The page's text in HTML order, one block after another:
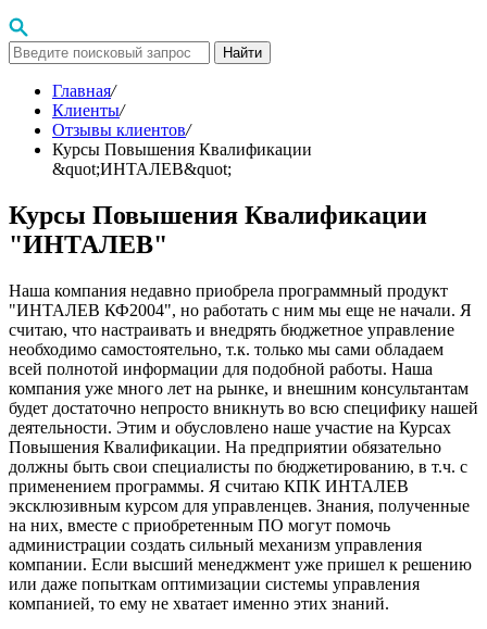
Найти
Главная/
Клиенты/
Отзывы клиентов/
Курсы Повышения Квалификации
&quot;ИНТАЛЕВ&quot;
Курсы Повышения Квалификации
"ИНТАЛЕВ"
Наша компания недавно приобрела программный продукт
"ИНТАЛЕВ КФ2004", но работать с ним мы еще не начали. Я
считаю, что настраивать и внедрять бюджетное управление
необходимо самостоятельно, т.к. только мы сами обладаем
всей полнотой информации для подобной работы. Наша
компания уже много лет на рынке, и внешним консультантам
будет достаточно непросто вникнуть во всю специфику нашей
деятельности. Этим и обусловлено наше участие на Курсах
Повышения Квалификации. На предприятии обязательно
должны быть свои специалисты по бюджетированию, в т.ч. с
применением программы. Я считаю КПК ИНТАЛЕВ
эксклюзивным курсом для управленцев. Знания, полученные
на них, вместе с приобретенным ПО могут помочь
администрации создать сильный механизм управления
компании. Если высший менеджмент уже пришел к решению
или даже попыткам оптимизации системы управления
компанией, то ему не хватает именно этих знаний.